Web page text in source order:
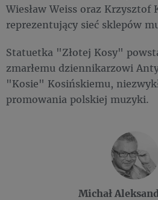
Wiesław Weiss oraz Krzysztof
reprezentujący sieć sklepów
Statuetka "Złotej Kosy"
zmarłemu dziennikarzowi
"Kosie" Kosińskiemu,
promowania polskiej muzyki.
Michał